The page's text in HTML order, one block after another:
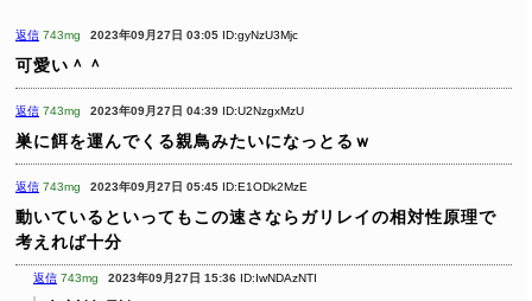
返信 743mg 2023年09月27日 03:05 ID:gyNzU3Mjc
可愛い＾＾
返信 743mg 2023年09月27日 04:39 ID:U2NzgxMzU
巣に餌を運んでくる親鳥みたいになっとるｗ
返信 743mg 2023年09月27日 05:45 ID:E1ODk2MzE
動いているといってもこの速さならガリレイの相対性原理で
考えれば十分
返信 743mg 2023年09月27日 15:36 ID:IwNDAzNTI